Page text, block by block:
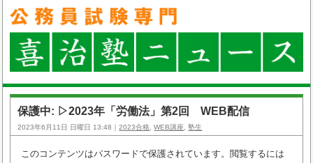
保護中: ▷2023年「労働法」第2回 WEB配信
2023年6月11日 日曜日 13:48｜2023合格,WEB講座,塾生
このコンテンツはパスワードで保護されています。閲覧するには